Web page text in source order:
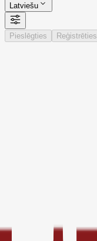
Latviešu
Pieslēgties Reģistrēties